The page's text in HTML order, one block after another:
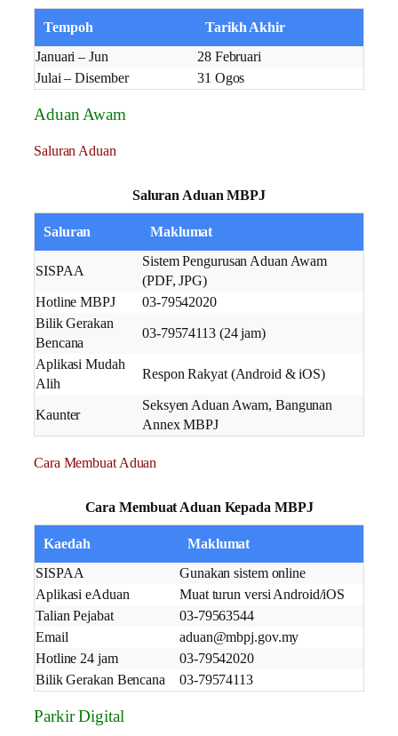
Tempoh
Tarikh Akhir
Januari – Jun
28 Februari
Julai – Disember
31 Ogos
Aduan Awam
Saluran Aduan
Saluran Aduan MBPJ
Saluran Maklumat
SISPAA
Sistem Pengurusan Aduan Awam
(PDF, JPG)
Hotline MBPJ
03-79542020
Bilik Gerakan
Bencana
03-79574113 (24 jam)
Aplikasi Mudah
Alih
Respon Rakyat (Android & iOS)
Kaunter
Seksyen Aduan Awam, Bangunan
Annex MBPJ
Cara Membuat Aduan
Cara Membuat Aduan Kepada MBPJ
Kaedah
Maklumat
SISPAA
Gunakan sistem online
Aplikasi eAduan
Muat turun versi Android/iOS
Talian Pejabat
03-79563544
Email
aduan@mbpj.gov.my
Hotline 24 jam
03-79542020
Bilik Gerakan Bencana
03-79574113
Parkir Digital